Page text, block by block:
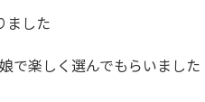
ました
で楽しく選んでもらいました